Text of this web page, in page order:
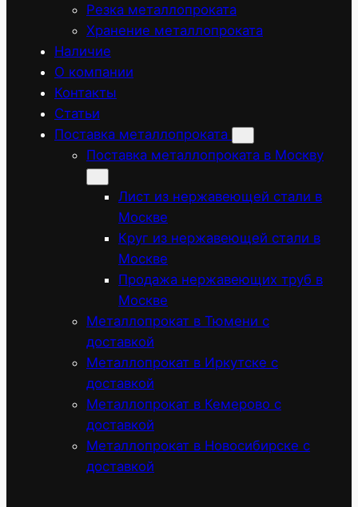
Резка металлопроката
Хранение металлопроката
Наличие
О компании
Контакты
Статьи
Поставка металлопроката
Поставка металлопроката в Москву
Лист из нержавеющей стали в
Москве
Круг из нержавеющей стали в
Москве
Продажа нержавеющих труб в
Москве
Металлопрокат в Тюмени с
доставкой
Металлопрокат в Иркутске с
доставкой
Металлопрокат в Кемерово с
доставкой
Металлопрокат в Новосибирске с
доставкой